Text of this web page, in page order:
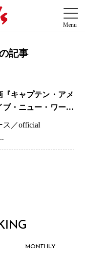
記事
『キャプテン・アメ
ブ・ニュー・ワール
ク・ウィドウ役の
とは！？
ス／official
MONTHLY